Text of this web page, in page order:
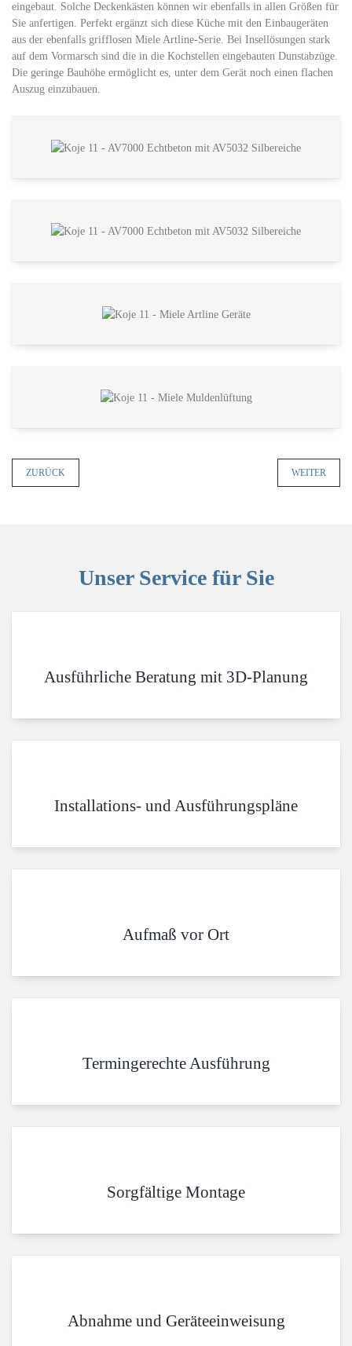
eingebaut. Solche Deckenkästen können wir ebenfalls in allen Größen für
Sie anfertigen. Perfekt ergänzt sich diese Küche mit den Einbaugeräten
aus der ebenfalls grifflosen Miele Artline-Serie. Bei Insellösungen stark
auf dem Vormarsch sind die in die Kochstellen eingebauten Dunstabzüge.
Die geringe Bauhöhe ermöglicht es, unter dem Gerät noch einen flachen
Auszug einzubauen.
ZURÜCK WEITER
Unser Service für Sie
Ausführliche Beratung mit 3D-Planung
Installations- und Ausführungspläne
Aufmaß vor Ort
Termingerechte Ausführung
Sorgfältige Montage
Abnahme und Geräteeinweisung